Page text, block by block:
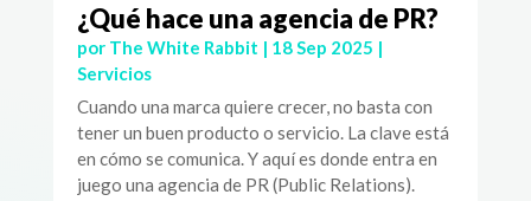
¿Qué hace una agencia de PR?
por The White Rabbit | 18 Sep 2025 |
Servicios
Cuando una marca quiere crecer, no basta con
tener un buen producto o servicio. La clave está
en cómo se comunica. Y aquí es donde entra en
juego una agencia de PR (Public Relations).